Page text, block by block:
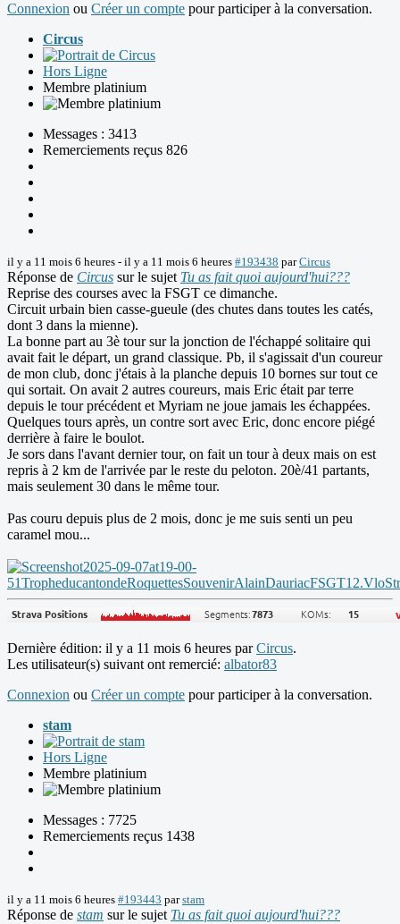
Connexion ou Créer un compte pour participer à la conversation.
Circus
Hors Ligne
Membre platinium
Messages : 3413
Remerciements reçus 826
il y a 11 mois 6 heures - il y a 11 mois 6 heures #193438 parCircus
Réponse de Circus sur le sujet Tu as fait quoi aujourd'hui???
Reprise des courses avec la FSGT ce dimanche.
Circuit urbain bien casse-gueule (des chutes dans toutes les catés,
dont 3 dans la mienne).
La bonne part au 3è tour sur la jonction de l'échappé solitaire qui
avait fait le départ, un grand classique. Pb, il s'agissait d'un coureur
de mon club, donc j'étais à la planche depuis 10 bornes sur tout ce
qui sortait. On avait 2 autres coureurs, mais Eric était par terre
depuis le tour précédent et Myriam ne joue jamais les échappées.
Quelques tours après, un contre sort avec Eric, donc encore piégé
derrière à faire le boulot.
Je sors dans l'avant dernier tour, on fait un tour à deux mais on est
repris à 2 km de l'arrivée par le reste du peloton. 20è/41 partants,
mais seulement 30 dans le même tour.
Pas couru depuis plus de 2 mois, donc je me suis senti un peu
caramel mou...
Dernière édition: il y a 11 mois 6 heures parCircus.
Les utilisateur(s) suivant ont remercié: albator83
Connexion ou Créer un compte pour participer à la conversation.
stam
Hors Ligne
Membre platinium
Messages : 7725
Remerciements reçus 1438
il y a 11 mois 6 heures #193443 parstam
Réponse de stam sur le sujet Tu as fait quoi aujourd'hui???